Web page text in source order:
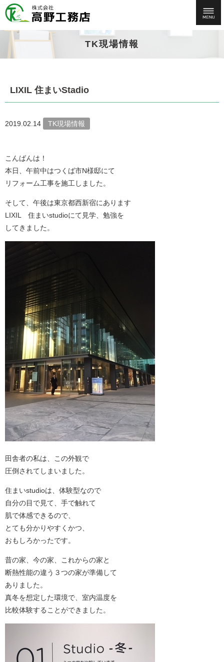
TK現場情報
LIXIL 住まいStadio
2019.02.14 TK現場情報
こんばんは！
本日、午前中はつくば市N様邸にて
リフォーム工事を施工しました。
そして、午後は東京都西新宿にあります
LIXIL 住まいstudioにて見学、勉強を
してきました。
田舎者の私は、この外観で
圧倒されてしまいました。
住まいstudioは、体験型なので
自分の目で見て、手で触れて
肌で体感できるので、
とても分かりやすくかつ、
おもしろかったです。
昔の家、今の家、これからの家と
断熱性能の違う３つの家が準備して
ありました。
真冬を想定した環境で、室内温度を
比較体験することができました。